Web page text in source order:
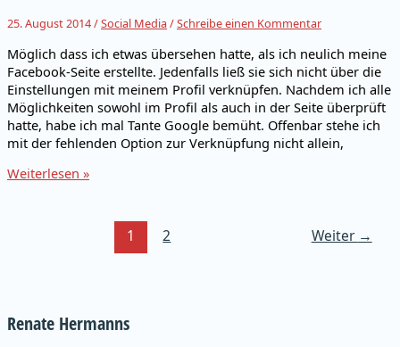
25. August 2014/Social Media/Schreibe einen Kommentar
Möglich dass ich etwas übersehen hatte, als ich neulich meine
Facebook-Seite erstellte. Jedenfalls ließ sie sich nicht über die
Einstellungen mit meinem Profil verknüpfen. Nachdem ich alle
Möglichkeiten sowohl im Profil als auch in der Seite überprüft
hatte, habe ich mal Tante Google bemüht. Offenbar stehe ich
mit der fehlenden Option zur Verknüpfung nicht allein,
Facebook-
Weiterlesen »
1 2 Weiter →
Renate Hermanns